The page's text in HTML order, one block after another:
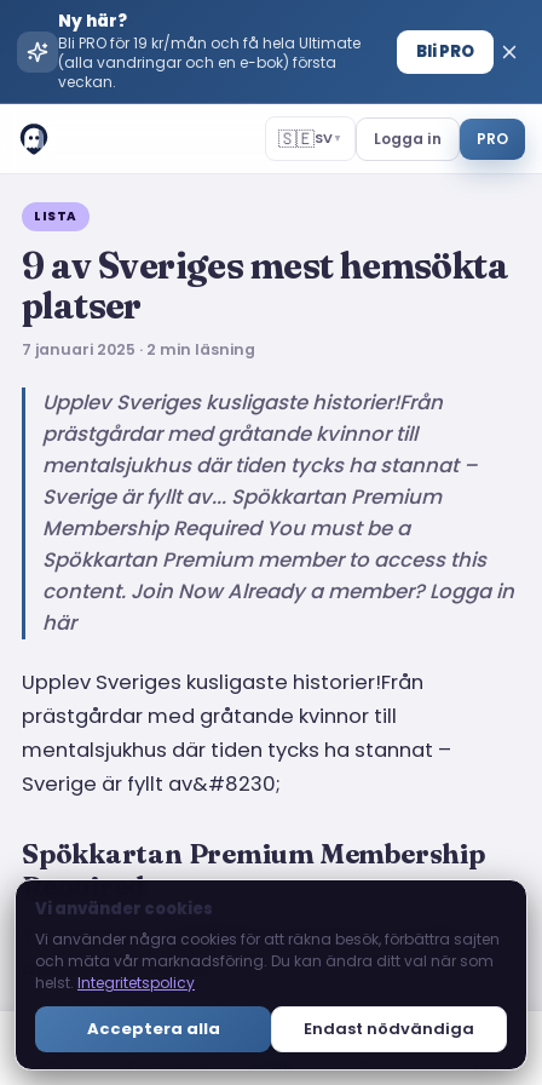
Ny här?
Bli PRO för 19 kr/mån och få hela Ultimate
(alla vandringar och en e-bok) första
veckan.
Bli PRO
🇸🇪SV▼ Logga in PRO
← Bloggen
LISTA
9 av Sveriges mest hemsökta
platser
7 januari 2025 · 2 min läsning
Upplev Sveriges kusligaste historier!Från
prästgårdar med gråtande kvinnor till
mentalsjukhus där tiden tycks ha stannat –
Sverige är fyllt av... Spökkartan Premium
Membership Required You must be a
Spökkartan Premium member to access this
content. Join Now Already a member? Logga in
här
Upplev Sveriges kusligaste historier!Från
prästgårdar med gråtande kvinnor till
mentalsjukhus där tiden tycks ha stannat –
Sverige är fyllt av&#8230;
Spökkartan Premium Membership
Required
You must be a Spökkartan Premium member to
access this content.
Join Now
Vi använder cookies
Vi använder några cookies för att räkna besök, förbättra sajten
och mäta vår marknadsföring. Du kan ändra ditt val när som
helst. Integritetspolicy
Acceptera alla Endast nödvändiga